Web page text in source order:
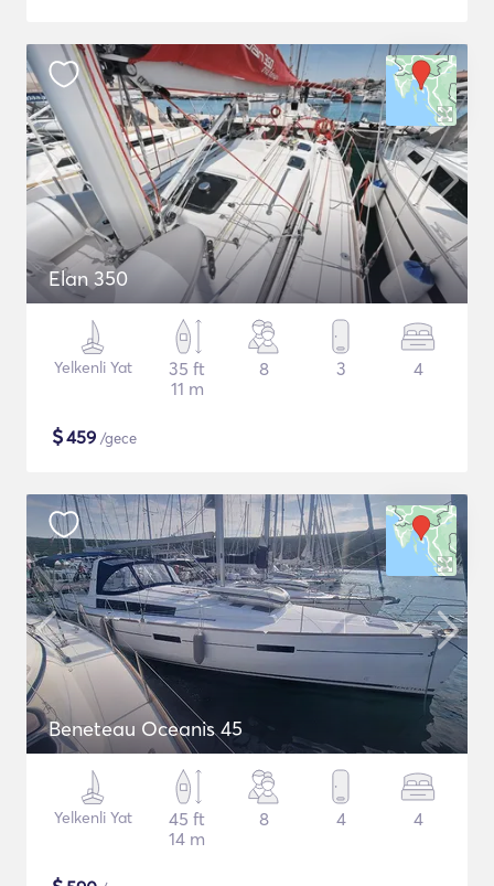
Elan 350
Yelkenli Yat
35 ft
11 m
8 3 4
$459 /gece
Beneteau Oceanis 45
Yelkenli Yat
45 ft
14 m
8 4 4